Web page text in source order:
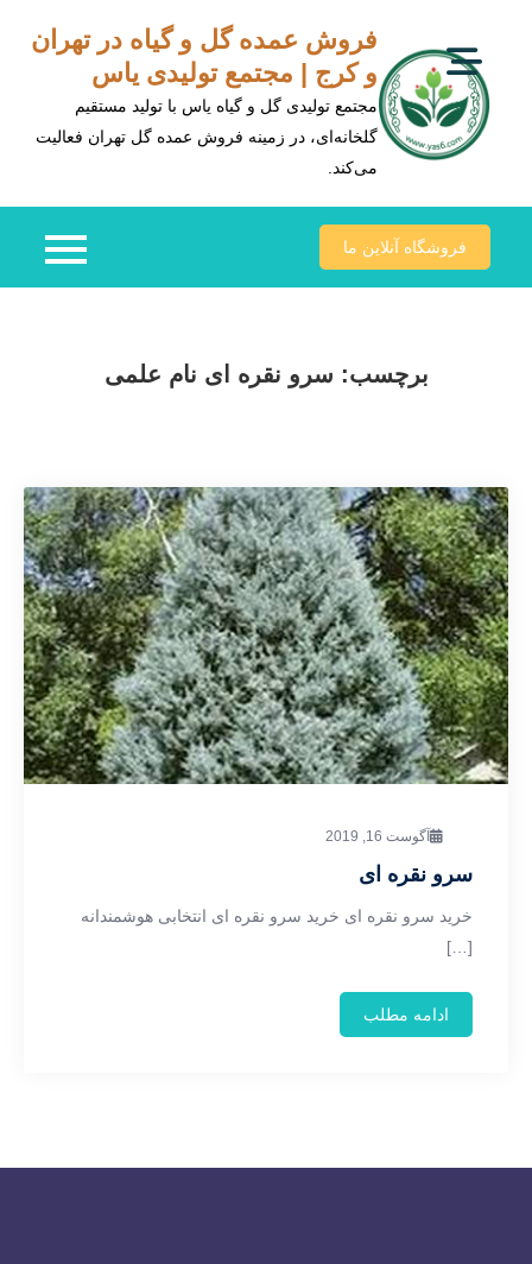
content
فروش عمده گل و گیاه در تهران
و کرج | مجتمع تولیدی یاس
مجتمع تولیدی گل و گیاه یاس با تولید مستقیم
گلخانه‌ای، در زمینه فروش عمده گل تهران فعالیت
می‌کند.
فروشگاه آنلاین ما
برچسب: سرو نقره ای نام علمی
آگوست 16, 2019
سرو نقره ای
خرید سرو نقره ای خرید سرو نقره ای انتخابی هوشمندانه
[…]
ادامه مطلب